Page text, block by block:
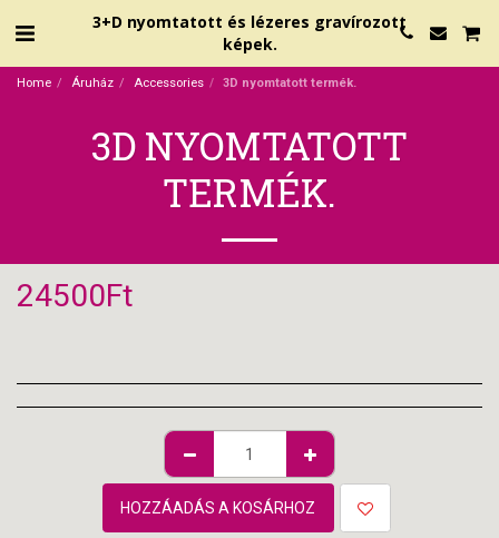
3+D nyomtatott és lézeres gravírozott
képek.
Home Áruház Accessories 3D nyomtatott termék.
3D NYOMTATOTT
TERMÉK.
24500Ft
HOZZÁADÁS A KOSÁRHOZ